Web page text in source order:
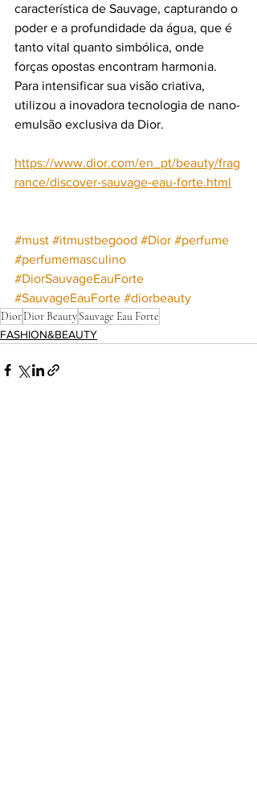
característica de Sauvage, capturando o
poder e a profundidade da água, que é
tanto vital quanto simbólica, onde
forças opostas encontram harmonia.
Para intensificar sua visão criativa,
utilizou a inovadora tecnologia de nano-
emulsão exclusiva da Dior.
https://www.dior.com/en_pt/beauty/frag
rance/discover-sauvage-eau-forte.html
#must #itmustbegood #Dior #perfume
#perfumemasculino
#DiorSauvageEauForte
#SauvageEauForte #diorbeauty
DiorDior BeautySauvage Eau Forte
FASHION&BEAUTY